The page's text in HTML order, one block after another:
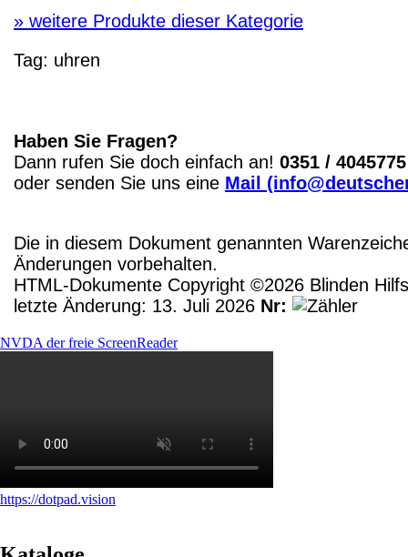
» weitere Produkte dieser Kategorie
Tag: uhren
Haben Sie Fragen?
Dann rufen Sie doch einfach an! 0351 / 4045775
oder senden Sie uns eine Mail
Die in diesem Dokument genannten
Änderungen vorbehalten.
HTML-Dokumente Copyright ©2026 Blinden
letzte Änderung: 13. Juli 2026 Nr:
NVDA der freie ScreenReader
https://dotpad.vision